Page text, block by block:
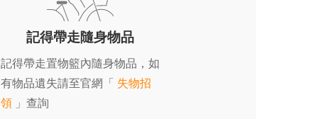
記得帶走隨身物品
記得帶走置物籃內隨身物品，如
有物品遺失請至官網「 失物招
領 」查詢